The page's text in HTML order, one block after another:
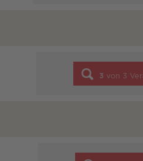
3 von 3